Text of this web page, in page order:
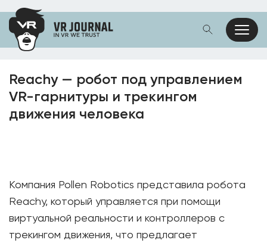
Reachy — робот под управлением
VR-гарнитуры и трекингом
движения человека
Компания Pollen Robotics представила робота
Reachy, который управляется при помощи
виртуальной реальности и контроллеров с
трекингом движения, что предлагает